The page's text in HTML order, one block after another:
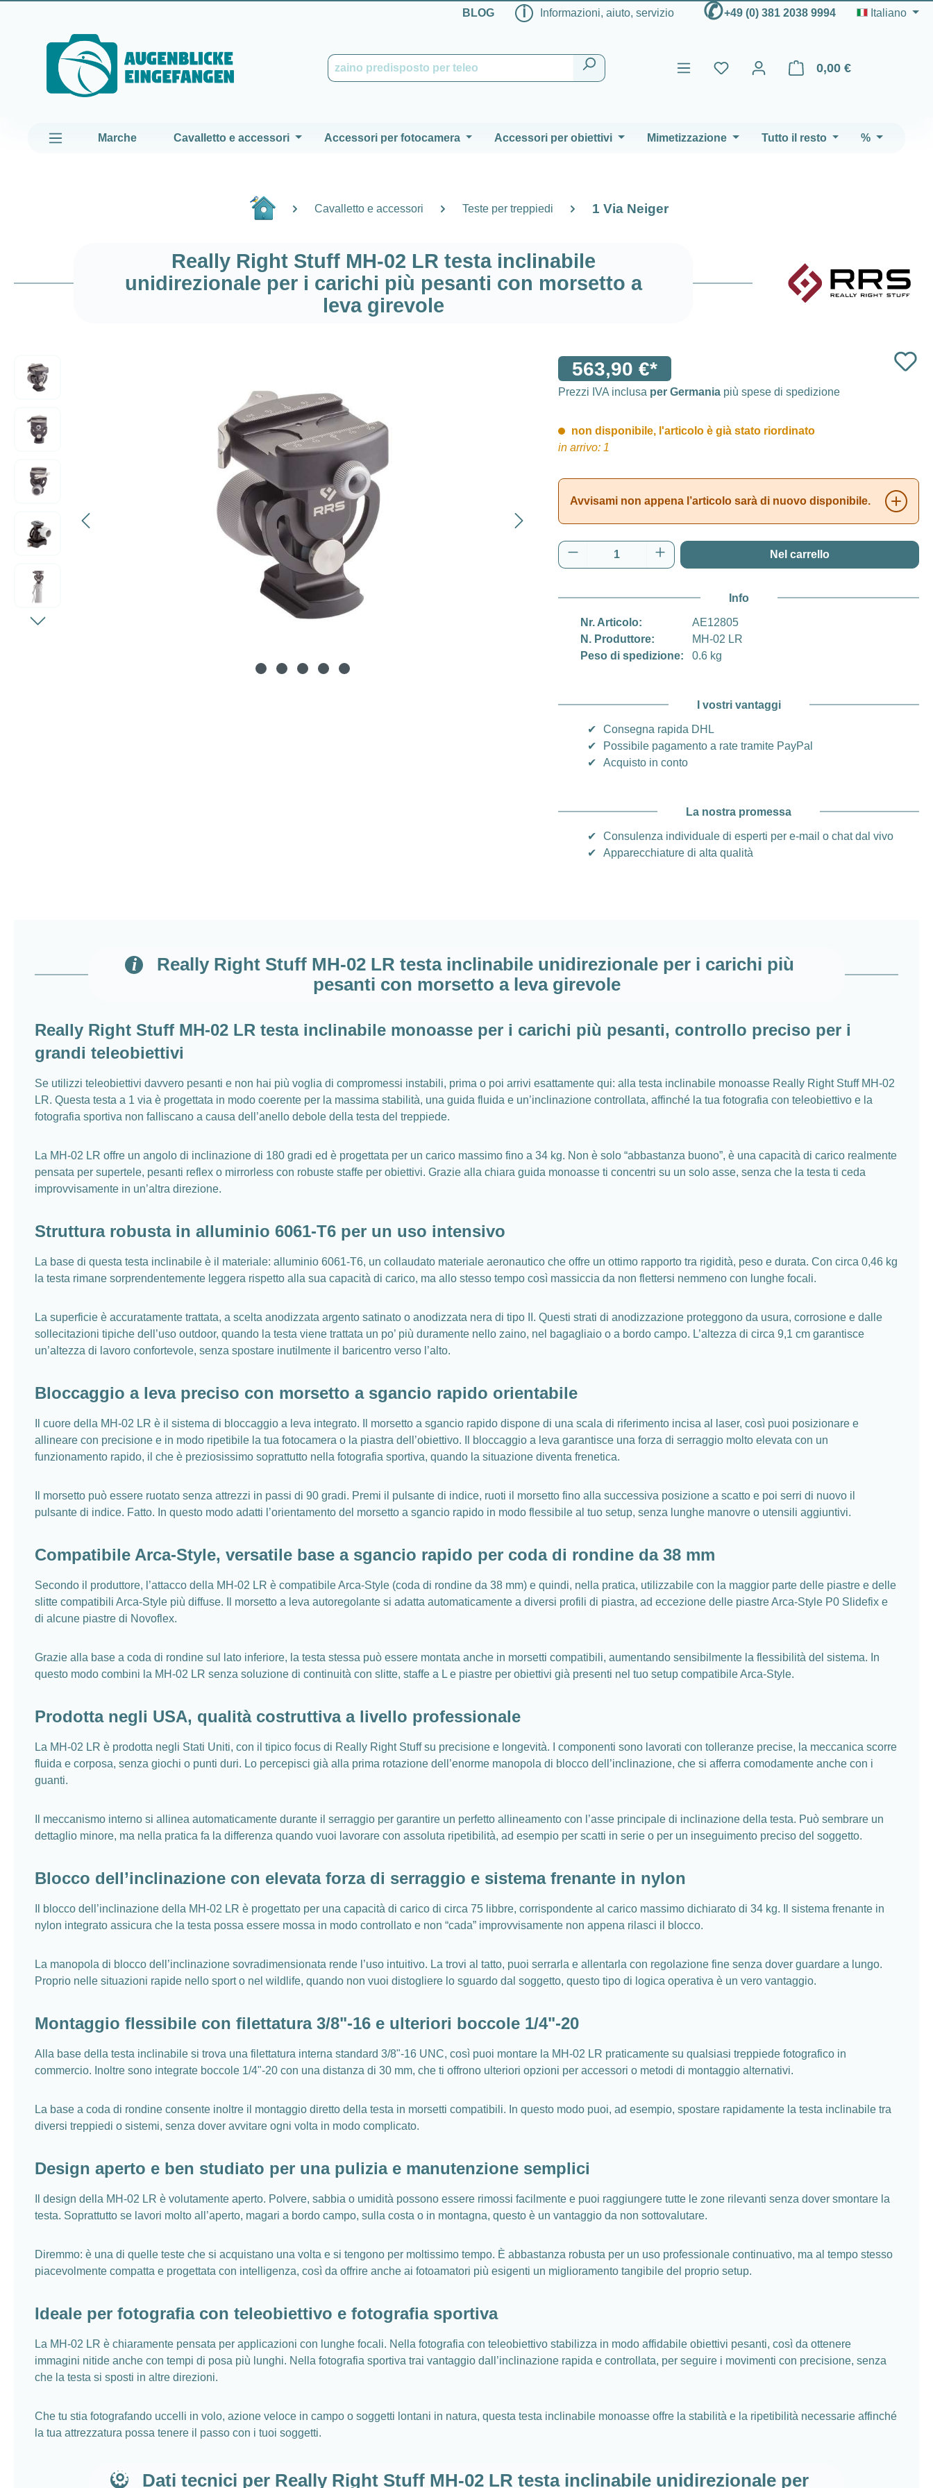
BLOG ℹ Informazioni, aiuto, servizio ✆+49 (0) 381 2038 9994 Italiano
0,00 €
Il carrello contiene 0
Marche Cavalletto e accessori Accessori per fotocamera Accessori per obiettivi Mimetizzazione Tutto il resto %
Cavalletto e accessori Teste per treppiedi 1 Via Neiger
Really Right Stuff MH-02 LR testa inclinabile
unidirezionale per i carichi più pesanti con morsetto a
leva girevole
563,90 €*
Prezzi IVA inclusa per Germania più spese di spedizione
non disponibile, l'articolo è già stato riordinato
in arrivo: 1
Avvisami non appena l’articolo sarà di nuovo disponibile.
Quantità del prodotto: inserisci la quantità
Nel carrello
Info
Nr. Articolo:
AE12805
N. Produttore:
MH-02 LR
Peso di spedizione:
0.6 kg
I vostri vantaggi
✔
Consegna rapida DHL
✔
Possibile pagamento a rate tramite PayPal
✔
Acquisto in conto
La nostra promessa
✔
Consulenza individuale di esperti per e-mail o chat dal vivo
✔
Apparecchiature di alta qualità
Really Right Stuff MH-02 LR testa inclinabile unidirezionale per i carichi più
pesanti con morsetto a leva girevole
Really Right Stuff MH-02 LR testa inclinabile monoasse per i carichi più pesanti, controllo preciso per i
grandi teleobiettivi
Se utilizzi teleobiettivi davvero pesanti e non hai più voglia di compromessi instabili, prima o poi arrivi esattamente qui: alla testa inclinabile monoasse Really Right Stuff MH-02
LR. Questa testa a 1 via è progettata in modo coerente per la massima stabilità, una guida fluida e un’inclinazione controllata, affinché la tua fotografia con teleobiettivo e la
fotografia sportiva non falliscano a causa dell’anello debole della testa del treppiede.
La MH-02 LR offre un angolo di inclinazione di 180 gradi ed è progettata per un carico massimo fino a 34 kg. Non è solo “abbastanza buono”, è una capacità di carico realmente
pensata per supertele, pesanti reflex o mirrorless con robuste staffe per obiettivi. Grazie alla chiara guida monoasse ti concentri su un solo asse, senza che la testa ti ceda
improvvisamente in un’altra direzione.
Struttura robusta in alluminio 6061-T6 per un uso intensivo
La base di questa testa inclinabile è il materiale: alluminio 6061-T6, un collaudato materiale aeronautico che offre un ottimo rapporto tra rigidità, peso e durata. Con circa 0,46 kg
la testa rimane sorprendentemente leggera rispetto alla sua capacità di carico, ma allo stesso tempo così massiccia da non flettersi nemmeno con lunghe focali.
La superficie è accuratamente trattata, a scelta anodizzata argento satinato o anodizzata nera di tipo II. Questi strati di anodizzazione proteggono da usura, corrosione e dalle
sollecitazioni tipiche dell’uso outdoor, quando la testa viene trattata un po’ più duramente nello zaino, nel bagagliaio o a bordo campo. L’altezza di circa 9,1 cm garantisce
un’altezza di lavoro confortevole, senza spostare inutilmente il baricentro verso l’alto.
Bloccaggio a leva preciso con morsetto a sgancio rapido orientabile
Il cuore della MH-02 LR è il sistema di bloccaggio a leva integrato. Il morsetto a sgancio rapido dispone di una scala di riferimento incisa al laser, così puoi posizionare e
allineare con precisione e in modo ripetibile la tua fotocamera o la piastra dell’obiettivo. Il bloccaggio a leva garantisce una forza di serraggio molto elevata con un
funzionamento rapido, il che è preziosissimo soprattutto nella fotografia sportiva, quando la situazione diventa frenetica.
Il morsetto può essere ruotato senza attrezzi in passi di 90 gradi. Premi il pulsante di indice, ruoti il morsetto fino alla successiva posizione a scatto e poi serri di nuovo il
pulsante di indice. Fatto. In questo modo adatti l’orientamento del morsetto a sgancio rapido in modo flessibile al tuo setup, senza lunghe manovre o utensili aggiuntivi.
Compatibile Arca-Style, versatile base a sgancio rapido per coda di rondine da 38 mm
Secondo il produttore, l’attacco della MH-02 LR è compatibile Arca-Style (coda di rondine da 38 mm) e quindi, nella pratica, utilizzabile con la maggior parte delle piastre e delle
slitte compatibili Arca-Style più diffuse. Il morsetto a leva autoregolante si adatta automaticamente a diversi profili di piastra, ad eccezione delle piastre Arca-Style P0 Slidefix e
di alcune piastre di Novoflex.
Grazie alla base a coda di rondine sul lato inferiore, la testa stessa può essere montata anche in morsetti compatibili, aumentando sensibilmente la flessibilità del sistema. In
questo modo combini la MH-02 LR senza soluzione di continuità con slitte, staffe a L e piastre per obiettivi già presenti nel tuo setup compatibile Arca-Style.
Prodotta negli USA, qualità costruttiva a livello professionale
La MH-02 LR è prodotta negli Stati Uniti, con il tipico focus di Really Right Stuff su precisione e longevità. I componenti sono lavorati con tolleranze precise, la meccanica scorre
fluida e corposa, senza giochi o punti duri. Lo percepisci già alla prima rotazione dell’enorme manopola di blocco dell’inclinazione, che si afferra comodamente anche con i
guanti.
Il meccanismo interno si allinea automaticamente durante il serraggio per garantire un perfetto allineamento con l’asse principale di inclinazione della testa. Può sembrare un
dettaglio minore, ma nella pratica fa la differenza quando vuoi lavorare con assoluta ripetibilità, ad esempio per scatti in serie o per un inseguimento preciso del soggetto.
Blocco dell’inclinazione con elevata forza di serraggio e sistema frenante in nylon
Il blocco dell’inclinazione della MH-02 LR è progettato per una capacità di carico di circa 75 libbre, corrispondente al carico massimo dichiarato di 34 kg. Il sistema frenante in
nylon integrato assicura che la testa possa essere mossa in modo controllato e non “cada” improvvisamente non appena rilasci il blocco.
La manopola di blocco dell’inclinazione sovradimensionata rende l’uso intuitivo. La trovi al tatto, puoi serrarla e allentarla con regolazione fine senza dover guardare a lungo.
Proprio nelle situazioni rapide nello sport o nel wildlife, quando non vuoi distogliere lo sguardo dal soggetto, questo tipo di logica operativa è un vero vantaggio.
Montaggio flessibile con filettatura 3/8"-16 e ulteriori boccole 1/4"-20
Alla base della testa inclinabile si trova una filettatura interna standard 3/8"-16 UNC, così puoi montare la MH-02 LR praticamente su qualsiasi treppiede fotografico in
commercio. Inoltre sono integrate boccole 1/4"-20 con una distanza di 30 mm, che ti offrono ulteriori opzioni per accessori o metodi di montaggio alternativi.
La base a coda di rondine consente inoltre il montaggio diretto della testa in morsetti compatibili. In questo modo puoi, ad esempio, spostare rapidamente la testa inclinabile tra
diversi treppiedi o sistemi, senza dover avvitare ogni volta in modo complicato.
Design aperto e ben studiato per una pulizia e manutenzione semplici
Il design della MH-02 LR è volutamente aperto. Polvere, sabbia o umidità possono essere rimossi facilmente e puoi raggiungere tutte le zone rilevanti senza dover smontare la
testa. Soprattutto se lavori molto all’aperto, magari a bordo campo, sulla costa o in montagna, questo è un vantaggio da non sottovalutare.
Diremmo: è una di quelle teste che si acquistano una volta e si tengono per moltissimo tempo. È abbastanza robusta per un uso professionale continuativo, ma al tempo stesso
piacevolmente compatta e progettata con intelligenza, così da offrire anche ai fotoamatori più esigenti un miglioramento tangibile del proprio setup.
Ideale per fotografia con teleobiettivo e fotografia sportiva
La MH-02 LR è chiaramente pensata per applicazioni con lunghe focali. Nella fotografia con teleobiettivo stabilizza in modo affidabile obiettivi pesanti, così da ottenere
immagini nitide anche con tempi di posa più lunghi. Nella fotografia sportiva trai vantaggio dall’inclinazione rapida e controllata, per seguire i movimenti con precisione, senza
che la testa si sposti in altre direzioni.
Che tu stia fotografando uccelli in volo, azione veloce in campo o soggetti lontani in natura, questa testa inclinabile monoasse offre la stabilità e la ripetibilità necessarie affinché
la tua attrezzatura possa tenere il passo con i tuoi soggetti.
Dati tecnici per Really Right Stuff MH-02 LR testa inclinabile unidirezionale per